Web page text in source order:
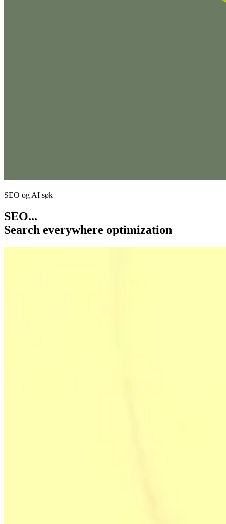
SEO og AI søk
SEO...
Search everywhere optimization